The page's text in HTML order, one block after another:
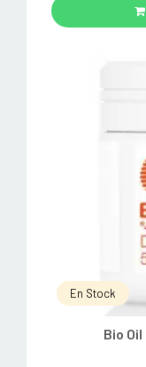
En Stock
Bio